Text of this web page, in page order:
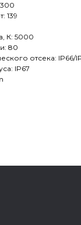
139
К: 5000
80
отсека: IP66/
IP67